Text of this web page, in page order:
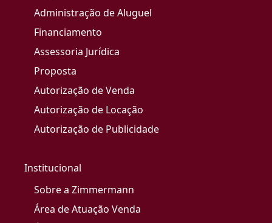
Administração de Aluguel
Financiamento
Assessoria Jurídica
Proposta
Autorização de Venda
Autorização de Locação
Autorização de Publicidade
Institucional
Sobre a Zimmermann
Área de Atuação Venda